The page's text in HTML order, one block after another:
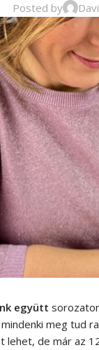
Posted by
együtt
meg tud
lehet, de már az